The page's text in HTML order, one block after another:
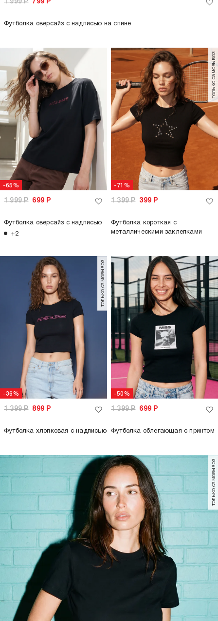
1 999Р 799 Р
Футболка оверсайз с надписью на спине
-65%
1 999Р 699 Р
Футболка оверсайз с надписью
+2
-71%
только самовывоз
1 399Р 399 Р
Футболка короткая с
металлическими заклепками
-36%
только самовывоз
1 399Р 899 Р
Футболка хлопковая с надписью
-50%
1 399Р 699 Р
Футболка облегающая с принтом
только самовывоз